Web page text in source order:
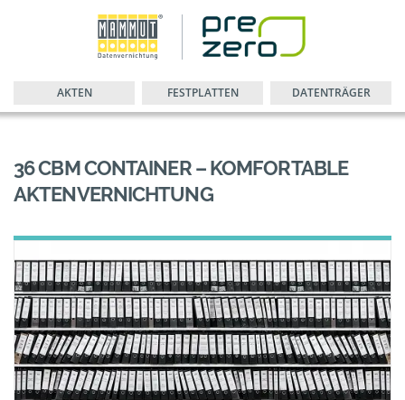
AKTEN FESTPLATTEN DATENTRÄGER
36 CBM CONTAINER – KOMFORTABLE
AKTENVERNICHTUNG